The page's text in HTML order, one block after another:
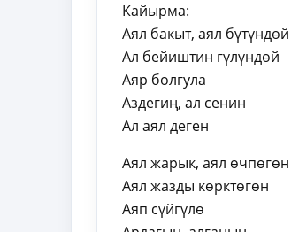
Кайырма:
Аял бакыт, аял бүтүндөй
Ал бейиштин гүлүндөй
Аяр болгула
Аздегиң, ал сенин
Ал аял деген
Аял жарык, аял өчпөгөн
Аял жазды көрктөгөн
Аяп сүйгүлө